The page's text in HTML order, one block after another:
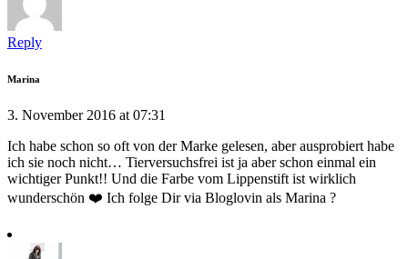
Reply
Marina
3. November 2016 at 07:31
Ich habe schon so oft von der Marke gelesen, aber ausprobiert habe
ich sie noch nicht… Tierversuchsfrei ist ja aber schon einmal ein
wichtiger Punkt!! Und die Farbe vom Lippenstift ist wirklich
wunderschön ❤️ Ich folge Dir via Bloglovin als Marina ?